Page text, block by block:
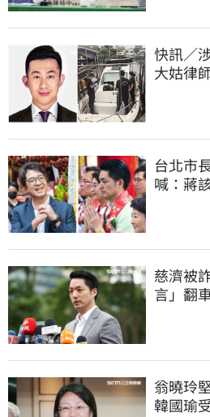
快訊／
大姑律
台北市
喊：蔣
慈濟被
言」翻
翁曉玲
韓國瑜